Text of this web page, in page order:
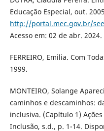
Educação Especial, out.
http://portal.mec.gov.br/
Acesso em: 02 de abr. 2024.
FERREIRO, Emilia. Com
1999.
MONTEIRO, Solange
caminhos e descaminhos:
inclusiva. (Capítulo 1)
Inclusão, s.d., p. 1-14.